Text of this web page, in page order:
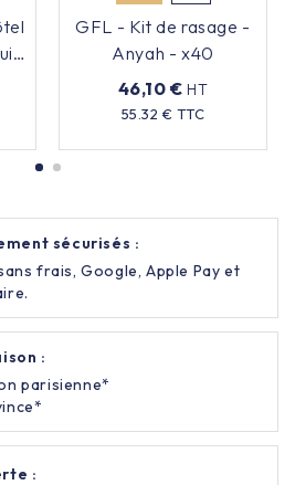
GFL - Kit de rasage -
Anyah - x40
46,10 € HT
55.32 € TTC
Prix
sécurisés :
frais, Google, Apple Pay et
:
parisienne*
: